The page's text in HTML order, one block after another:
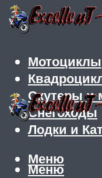
Мотоциклы
Скутеры и
Снегоходы
Лодки и
Меню
Меню